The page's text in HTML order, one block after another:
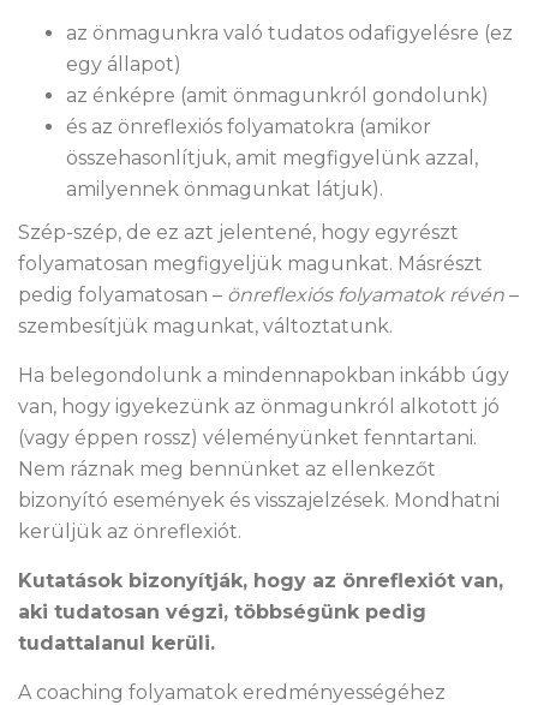
az önmagunkra való tudatos odafigyelésre (ez
egy állapot)
az énképre (amit önmagunkról gondolunk)
és az önreflexiós folyamatokra (amikor
összehasonlítjuk, amit megfigyelünk azzal,
amilyennek önmagunkat látjuk).
Szép-szép, de ez azt jelentené, hogy egyrészt
folyamatosan megfigyeljük magunkat. Másrészt
pedig folyamatosan – önreflexiós folyamatok révén –
szembesítjük magunkat, változtatunk.
Ha belegondolunk a mindennapokban inkább úgy
van, hogy igyekezünk az önmagunkról alkotott jó
(vagy éppen rossz) véleményünket fenntartani.
Nem ráznak meg bennünket az ellenkezőt
bizonyító események és visszajelzések. Mondhatni
kerüljük az önreflexiót.
Kutatások bizonyítják, hogy az önreflexiót van,
aki tudatosan végzi, többségünk pedig
tudattalanul kerüli.
A coaching folyamatok eredményességéhez